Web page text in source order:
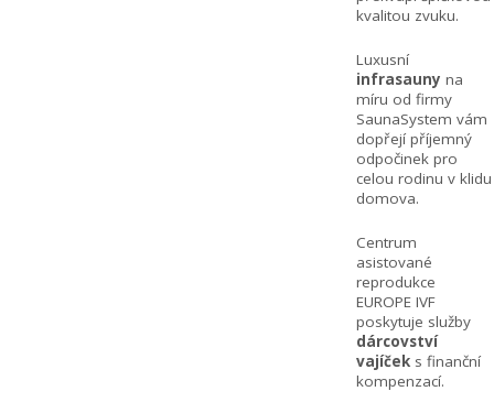
kvalitou zvuku.
Luxusní
infrasauny na
míru od firmy
SaunaSystem vám
dopřejí příjemný
odpočinek pro
celou rodinu v klidu
domova.
Centrum
asistované
reprodukce
EUROPE IVF
poskytuje služby
dárcovství
vajíčeks finanční
kompenzací.